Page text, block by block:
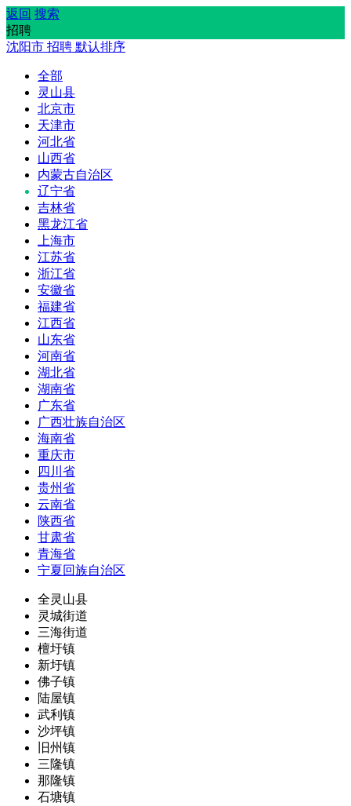
返回 搜索
招聘
沈阳市 招聘 默认排序
全部
灵山县
北京市
天津市
河北省
山西省
内蒙古自治区
辽宁省
吉林省
黑龙江省
上海市
江苏省
浙江省
安徽省
福建省
江西省
山东省
河南省
湖北省
湖南省
广东省
广西壮族自治区
海南省
重庆市
四川省
贵州省
云南省
陕西省
甘肃省
青海省
宁夏回族自治区
全灵山县
灵城街道
三海街道
檀圩镇
新圩镇
佛子镇
陆屋镇
武利镇
沙坪镇
旧州镇
三隆镇
那隆镇
石塘镇